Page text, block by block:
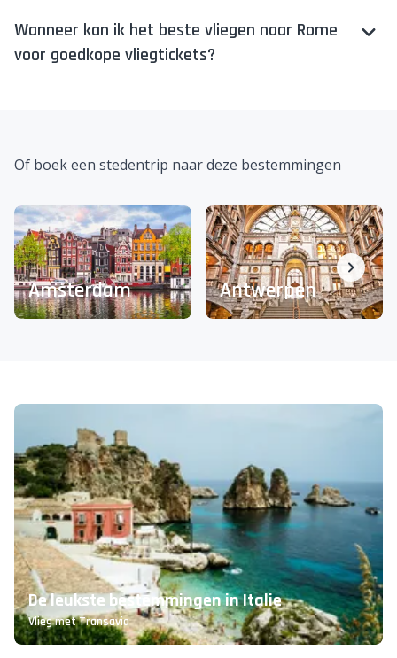
Wanneer kan ik het beste vliegen naar Rome
voor goedkope vliegtickets?
Of boek een stedentrip naar deze bestemmingen
Amsterdam Antwerpen
De leukste bestemmingen in Italie
Vlieg met Transavia